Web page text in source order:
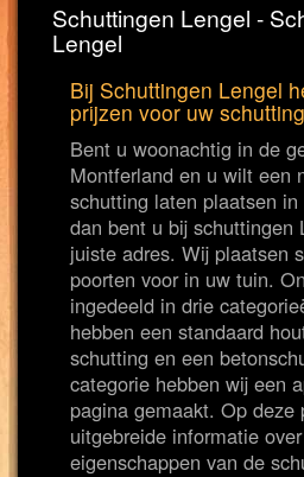
Schuttingen Lengel -
Lengel
Bij Schuttingen Lengel
prijzen voor uw
Bent u woonachtig in de
Montferland en u wilt een
schutting laten plaatsen
dan bent u bij schuttingen
juiste adres. Wij plaatsen
poorten voor in uw tuin.
ingedeeld in drie
hebben een standaard
schutting en een
categorie hebben wij een
pagina gemaakt. Op deze
uitgebreide informatie
eigenschappen van de